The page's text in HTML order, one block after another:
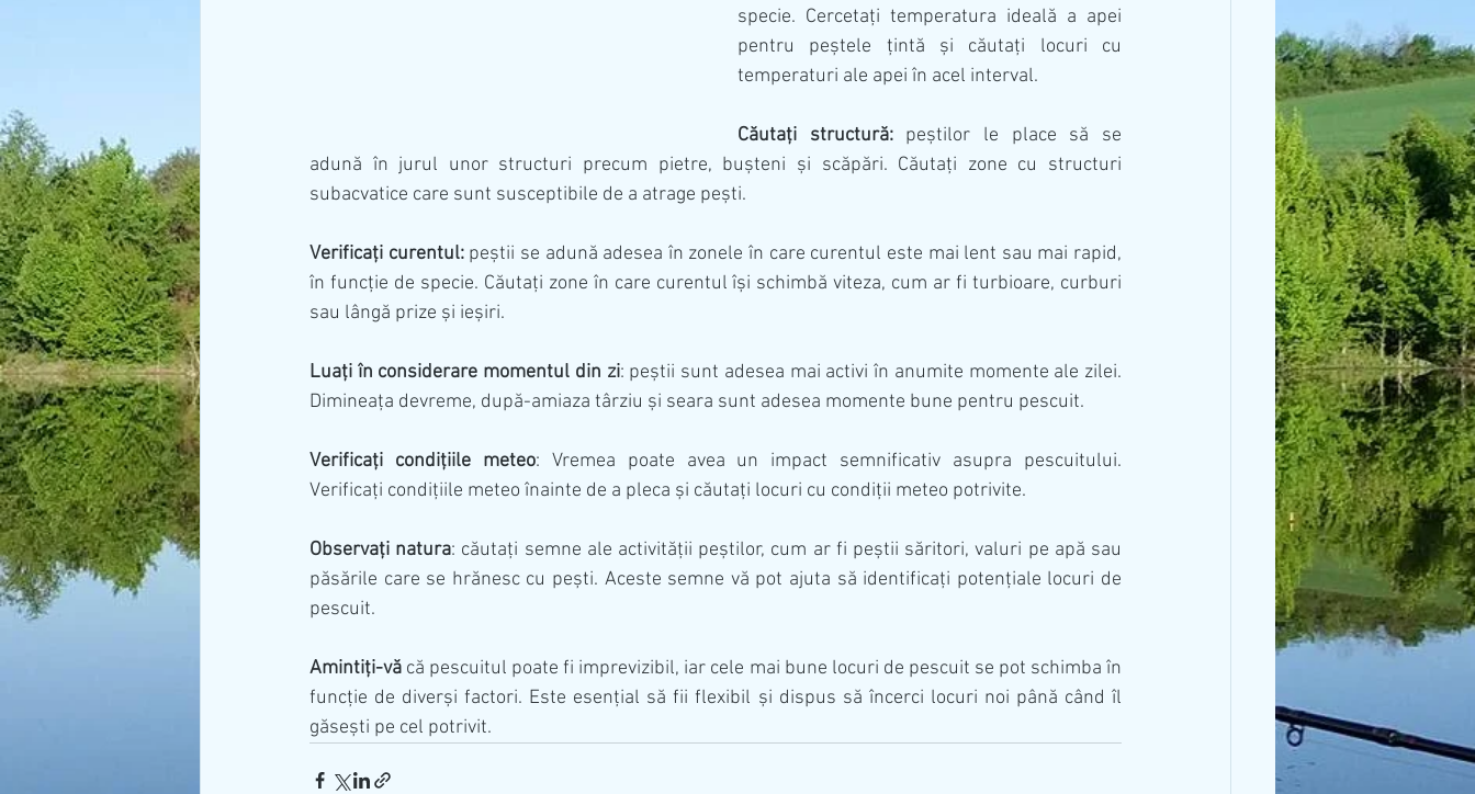
specie. Cercetați temperatura ideală a apei
pentru peștele țintă și căutați locuri cu
temperaturi ale apei în acel interval.
Căutați structură: peștilor le place să se
adună în jurul unor structuri precum pietre, bușteni și scăpări. Căutați zone cu structuri
subacvatice care sunt susceptibile de a atrage pești.
Verificați curentul: peștii se adună adesea în zonele în care curentul este mai lent sau mai rapid,
în funcție de specie. Căutați zone în care curentul își schimbă viteza, cum ar fi turbioare, curburi
sau lângă prize și ieșiri.
Luați în considerare momentul din zi: peștii sunt adesea mai activi în anumite momente ale zilei.
Dimineața devreme, după-amiaza târziu și seara sunt adesea momente bune pentru pescuit.
Verificați condițiile meteo: Vremea poate avea un impact semnificativ asupra pescuitului.
Verificați condițiile meteo înainte de a pleca și căutați locuri cu condiții meteo potrivite.
Observați natura: căutați semne ale activității peștilor, cum ar fi peștii săritori, valuri pe apă sau
păsările care se hrănesc cu pești. Aceste semne vă pot ajuta să identificați potențiale locuri de
pescuit.
Amintiți-vă că pescuitul poate fi imprevizibil, iar cele mai bune locuri de pescuit se pot schimba în
funcție de diverși factori. Este esențial să fii flexibil și dispus să încerci locuri noi până când îl
găsești pe cel potrivit.